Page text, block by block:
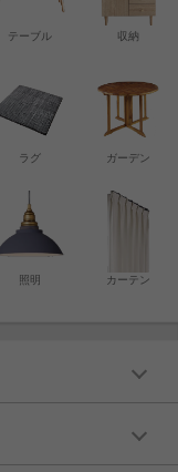
収納
テーブル
ラグ
カーテン
照明
ガーデン